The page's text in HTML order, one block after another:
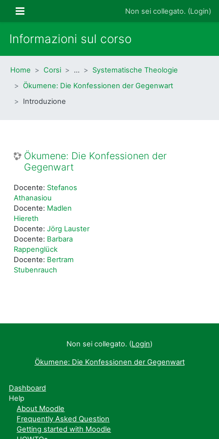
Pannello laterale Non sei collegato. (Login)
Informazioni sul corso
Home Corsi …
Systematische Theologie
Ökumene: Die Konfessionen der Gegenwart
Introduzione
Ökumene: Die Konfessionen der
Gegenwart
Docente: Stefanos
Athanasiou
Docente: Madlen
Hiereth
Docente: Jörg Lauster
Docente: Barbara
Rappenglück
Docente: Bertram
Stubenrauch
Non sei collegato. (Login)
Ökumene: Die Konfessionen der Gegenwart
Dashboard
Help
About Moodle
Frequently Asked Question
Getting started with Moodle